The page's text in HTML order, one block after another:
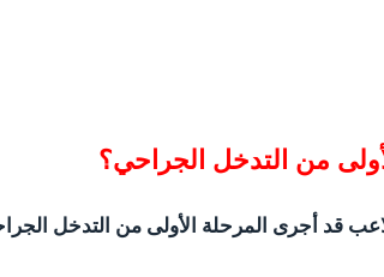
من التدخل الجراحي؟
قد أجرى المرحلة الأولى من التدخل